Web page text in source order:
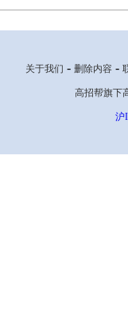
关于我们 -删除内容 -
高招帮旗下
沪